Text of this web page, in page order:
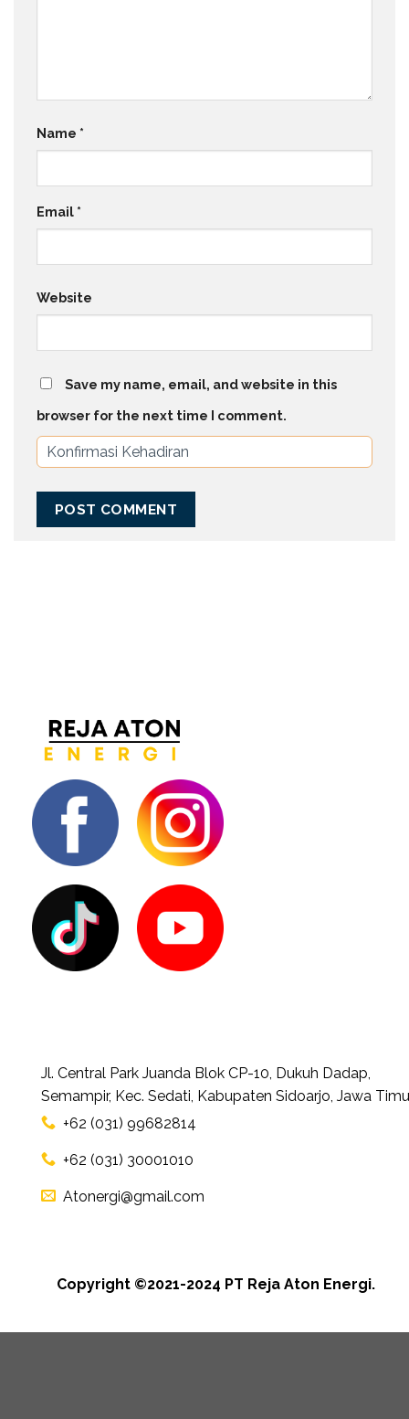
Name *
Email *
Website
Save my name, email, and website in this
browser for the next time I comment.
Jl. Central Park Juanda Blok CP-10, Dukuh Dadap,
Semampir, Kec. Sedati, Kabupaten Sidoarjo, Jawa
+62 (031) 99682814
+62 (031) 30001010
Atonergi@gmail.com
Copyright ©2021-2024 PT Reja Aton Energi.